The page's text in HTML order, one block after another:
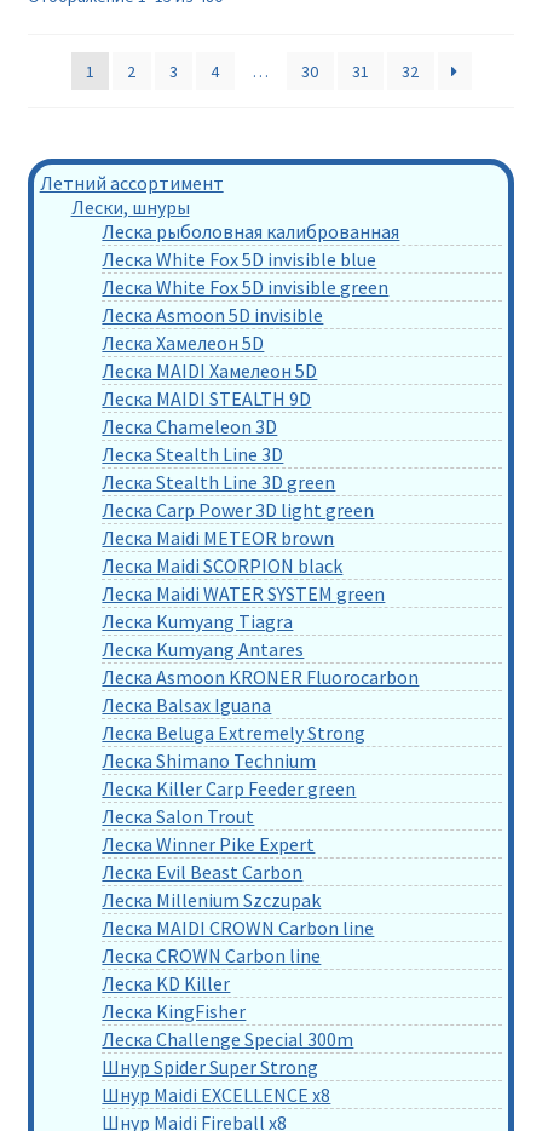
1 2 3 4 … 30 31 32
Летний ассортимент
Лески, шнуры
Леска рыболовная калиброванная
Леска White Fox 5D invisible blue
Леска White Fox 5D invisible green
Леска Asmoon 5D invisible
Леска Хамелеон 5D
Леска MAIDI Хамелеон 5D
Леска MAIDI STEALTH 9D
Леска Chameleon 3D
Леска Stealth Line 3D
Леска Stealth Line 3D green
Леска Carp Power 3D light green
Леска Maidi METEOR brown
Леска Maidi SCORPION black
Леска Maidi WATER SYSTEM green
Леска Kumyang Tiagra
Леска Kumyang Antares
Леска Asmoon KRONER Fluorocarbon
Леска Balsax Iguana
Леска Beluga Extremely Strong
Леска Shimano Technium
Леска Killer Carp Feeder green
Леска Salon Trout
Леска Winner Pike Expert
Леска Evil Beast Carbon
Леска Millenium Szczupak
Леска MAIDI CROWN Carbon line
Леска CROWN Carbon line
Леска KD Killer
Леска KingFisher
Леска Challenge Special 300m
Шнур Spider Super Strong
Шнур Maidi EXCELLENCE x8
Шнур Maidi Fireball x8